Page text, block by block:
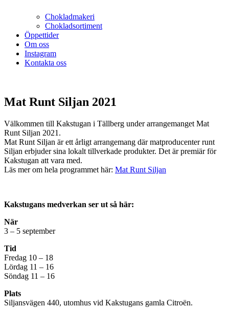
Chokladmakeri
Chokladsortiment
Öppettider
Om oss
Instagram
Kontakta oss
Mat Runt Siljan 2021
Välkommen till Kakstugan i Tällberg under arrangemanget Mat
Runt Siljan 2021.
Mat Runt Siljan är ett årligt arrangemang där matproducenter runt
Siljan erbjuder sina lokalt tillverkade produkter. Det är premiär för
Kakstugan att vara med.
Läs mer om hela programmet här: Mat Runt Siljan
Kakstugans medverkan ser ut så här:
När
3 – 5 september
Tid
Fredag 10 – 18
Lördag 11 – 16
Söndag 11 – 16
Plats
Siljansvägen 440, utomhus vid Kakstugans gamla Citroën.